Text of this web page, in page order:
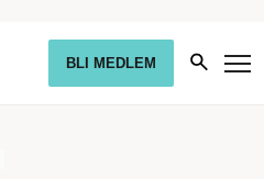
BLI MEDLEM